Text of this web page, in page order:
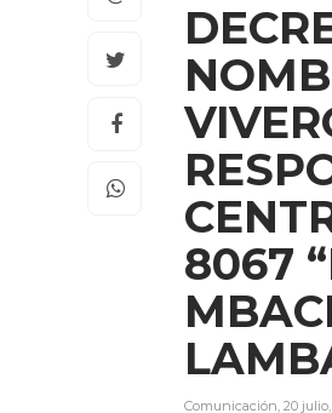
8067
Comunicación, 20 julio,